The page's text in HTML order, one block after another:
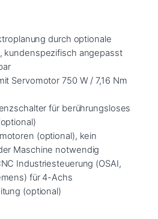
durch optionale
kundenspezifisch angepasst
Servomotor 750 W / 7,16 Nm
für berührungsloses
(optional), kein
Maschine notwendig
Industriesteuerung (OSAI,
für 4-Achs
(optional)